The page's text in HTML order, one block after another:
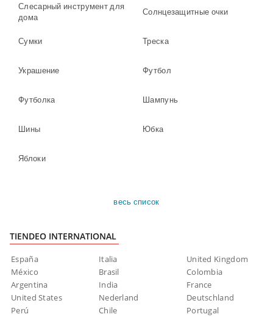
Слесарный инструмент для
дома
Солнцезащитные очки
Сумки Треска
Украшение Футбол
Футболка Шампунь
Шины Юбка
Яблоки
весь список
TIENDEO INTERNATIONAL
España Italia
United Kingdom
México
Brasil
Colombia
Argentina
India
France
United States
Nederland
Deutschland
Perú
Chile
Portugal